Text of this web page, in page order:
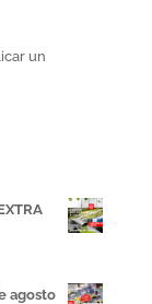
un
agosto